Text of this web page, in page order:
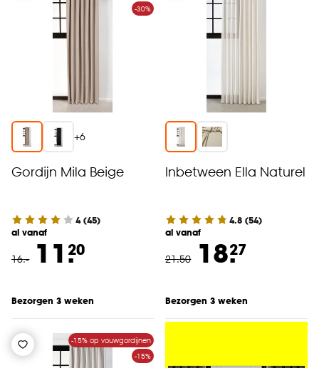
-30%
+6
Gordijn Mila Beige
4(45)
al vanaf
16.- 11.20
Bezorgen 3 weken
Inbetween Ella Naturel
4.8 (54)
al vanaf
21.50 18.27
Bezorgen 3 weken
-15% op vouwgordijnen
-15%